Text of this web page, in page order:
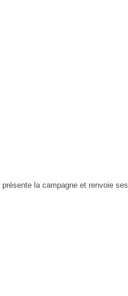
la campagne et renvoie ses